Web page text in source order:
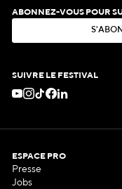
ABONNEZ-VOUS POUR
S'ABON
SUIVRE LE FESTIVAL
ESPACE PRO
Presse
Jobs